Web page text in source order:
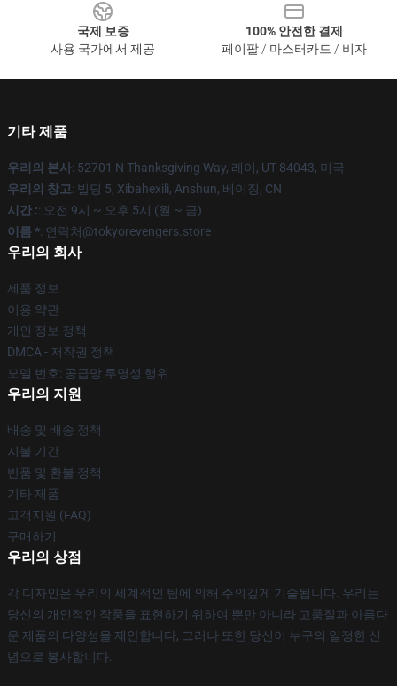
국제 보증
사용 국가에서 제공
100% 안전한 결제
페이팔 / 마스터카드 / 비자
기타 제품
우리의 본사: 52701 N Thanksgiving Way, 레이, UT 84043, 미국
우리의 창고: 빌딩 5, Xibahexili, Anshun, 베이징, CN
시간 :: 오전 9시 ~ 오후 5시 (월 ~ 금)
이름 *: 연락처@tokyorevengers.store
우리의 회사
제품 정보
이용 약관
개인 정보 정책
DMCA - 저작권 정책
모델 번호: 공급망 투명성 행위
우리의 지원
배송 및 배송 정책
지불 기간
반품 및 환불 정책
기타 제품
고객지원 (FAQ)
구매하기
우리의 상점
각 디자인은 우리의 세계적인 팀에 의해 주의깊게 기술됩니다. 우리는
당신의 개인적인 작풍을 표현하기 위하여 뿐만 아니라 고품질과 아름다
운 제품의 다양성을 제안합니다, 그러나 또한 당신이 누구의 일정한 신
념으로 봉사합니다.